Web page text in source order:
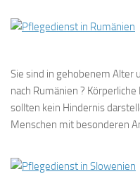
Sie sind in gehobenem Alter
nach Rumänien ?
sollten kein Hindernis
Menschen mit besonderen